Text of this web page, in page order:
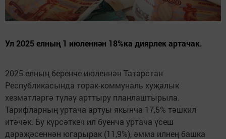
Ул 2025 елның 1 июленнән 18%ка диярлек артачак.
2025 елның беренче июленнән Татарстан
Республикасында торак-коммуналь хуҗалык
хезмәтләргә түләү арттыру планлаштырыла.
Тарифларның уртача артуы якынча 17,5% тәшкил
итәчәк. Бу күрсәткеч ил буенча уртача үсеш
дәрәҗәсеннән югарырак (11,9%), әмма илнең башка